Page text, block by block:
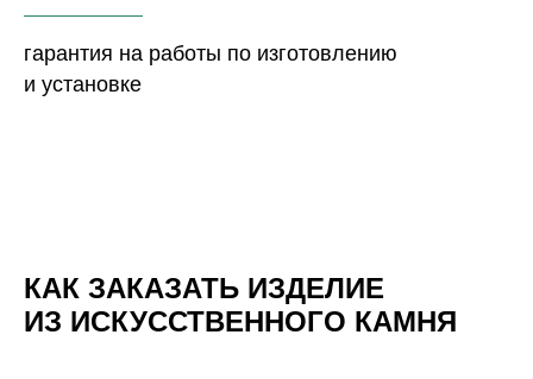
гарантия на работы по изготовлению
и установке
КАК ЗАКАЗАТЬ ИЗДЕЛИЕ
ИЗ ИСКУССТВЕННОГО КАМНЯ